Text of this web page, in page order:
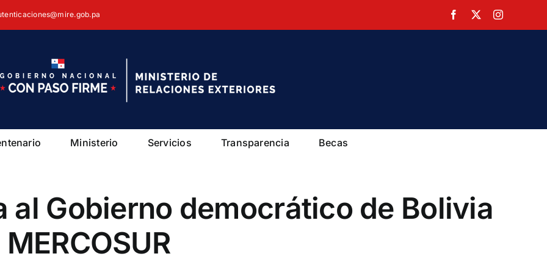
Facebook
X Instagram
Ministerio Servicios Transparencia Becas
al Gobierno democrático de Bolivia